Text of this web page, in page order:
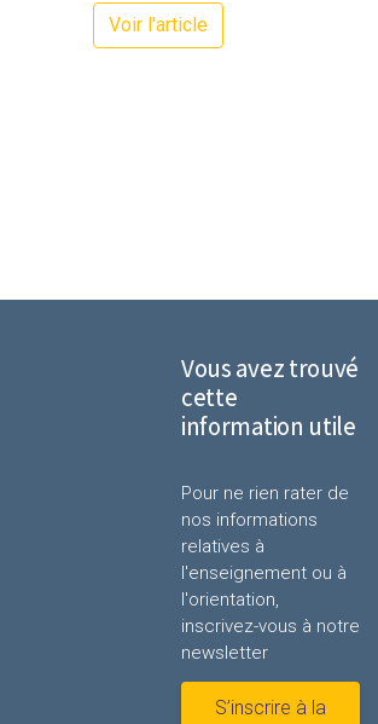
Voir l'article
Vous avez trouvé
cette
information utile
Pour ne rien rater de
nos informations
relatives à
l'enseignement ou à
l'orientation,
inscrivez-vous à notre
newsletter
S’inscrire à la